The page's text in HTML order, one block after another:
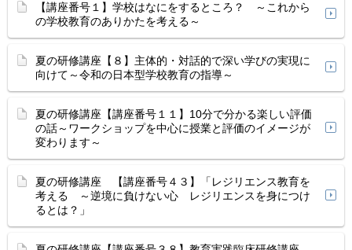
【講座番号１】学校はなにをするところ？ ～これから
の学校教育のありかたを考える～
夏の研修講座【８】主体的・対話的で深い学びの実現に
向けて～令和の日本型学校教育の指導～
夏の研修講座【講座番号１１】10分で分かる楽しい評価
の話～ワークショップを中心に授業と評価のイメージが
変わります～
夏の研修講座 【講座番号４３】「レジリエンス教育を
考える ～逆境に負けない心 レジリエンスを身につけ
るとは？」